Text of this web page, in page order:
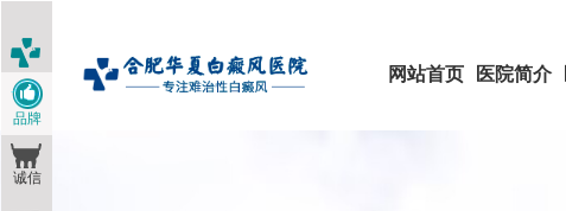
网站首页 医院简介
品牌
诚信